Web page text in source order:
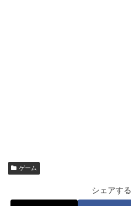
ゲーム
シェアする